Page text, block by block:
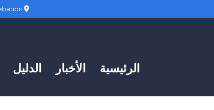
الدليل الأخبار الرئيسية